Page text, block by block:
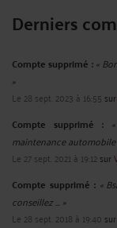
Derniers
Compte supprimé :«
»
Le 28 sept. 2023 à 16:55 sur
Compte supprimé :
maintenance automobile
Le 27 sept. 2021 à 19:12sur
Compte supprimé : «
conseillez ... »
Le 28 sept. 2018 à 19:40 sur